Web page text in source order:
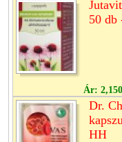
50 db
Ár:
Dr.
HH